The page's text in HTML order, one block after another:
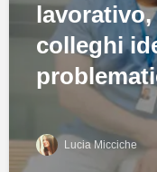
colleghi
Lucia Micciche